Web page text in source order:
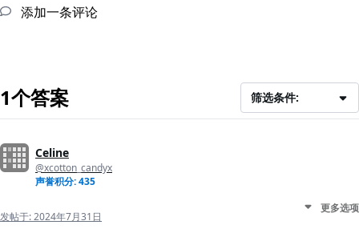
添加一条评论
1个答案 筛选条件:
Celine
@xcotton_candyx
声誉积分: 435
发帖于:2024年7月31日
更多选项